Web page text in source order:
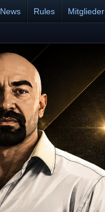
News Rules Mitglieder